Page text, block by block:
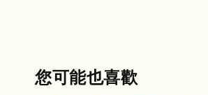
您可能也喜歡